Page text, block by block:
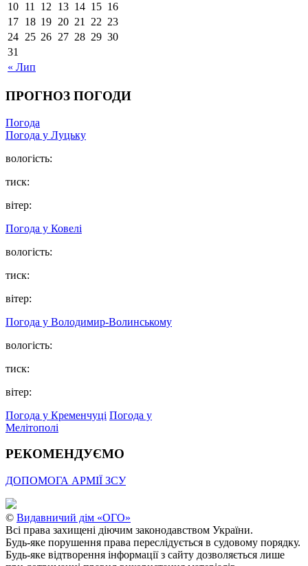
« Лип
10 11 12 13 14 15 16
17 18 19 20 21 22 23
24 25 26 27 28 29 30
31
ПРОГНОЗ ПОГОДИ
Погода
Погода у Луцьку
вологість:
тиск:
вітер:
Погода у Ковелі
вологість:
тиск:
вітер:
Погода у Володимир-Волинському
вологість:
тиск:
вітер:
Погода у Кременчуці Погода у
Мелітополі
РЕКОМЕНДУЄМО
ДОПОМОГА АРМІЇ ЗСУ
© Видавничий дім «ОГО»
Всі права захищені діючим законодавством України.
Будь-яке порушення права переслідується в судовому порядку.
Будь-яке відтворення інформації з сайту дозволяється лише